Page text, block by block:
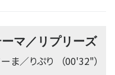
マ／リプリーズ
（00'32"）
ーま／りぷり